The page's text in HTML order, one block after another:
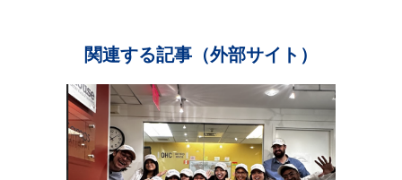
関連する記事（外部サイト）